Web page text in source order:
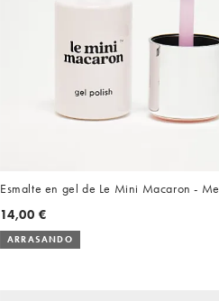
Esmalte en gel de Le Mini Macaron -
14,00 €
ARRASANDO